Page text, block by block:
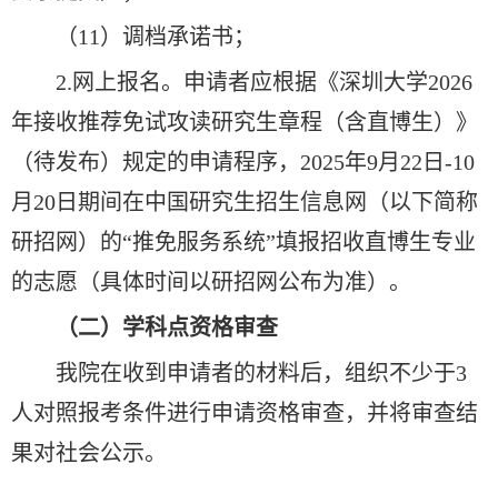
（11）调档承诺书；
2.网上报名。申请者应根据《深圳大学2026
年接收推荐免试攻读研究生章程（含直博生）》
（待发布）规定的申请程序，2025年9月22日-10
月20日期间在中国研究生招生信息网（以下简称
研招网）的“推免服务系统”填报招收直博生专业
的志愿（具体时间以研招网公布为准）。
（二）学科点资格审查
我院在收到申请者的材料后，组织不少于3
人对照报考条件进行申请资格审查，并将审查结
果对社会公示。